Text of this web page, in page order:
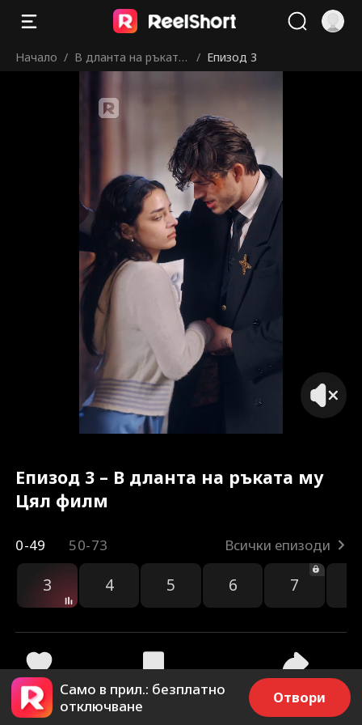
Начало / В дланта на ръката
/ Епизод 3
Епизод 3 – В дланта на ръката му
Цял филм
0-49 50-73 Всички епизоди
3 4 5 6 7
180 14.6k Споделяне
Само в прил.: безплатно
отключване
Отвори